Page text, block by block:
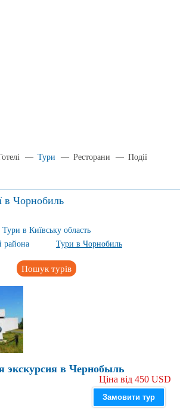
— Тури — Ресторани — Події
в Чорнобиль
Тури в Київську область
района
Тури в Чорнобиль
Пошук турів
экскурсия в Чернобыль
Ціна від 450 USD
Замовити тур